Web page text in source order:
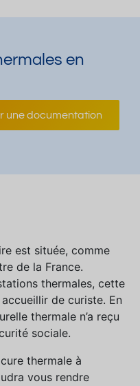
en
une documentation
est située, comme
de la France.
thermales, cette
de curiste. En
thermale n’a reçu
sociale.
thermale à
vous rendre